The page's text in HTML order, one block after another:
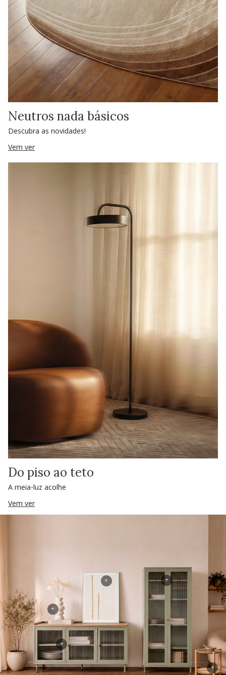
Neutros nada básicos
Descubra as novidades!
Vem ver
Do piso ao teto
A meia-luz acolhe
Vem ver
+
+
+
+
+